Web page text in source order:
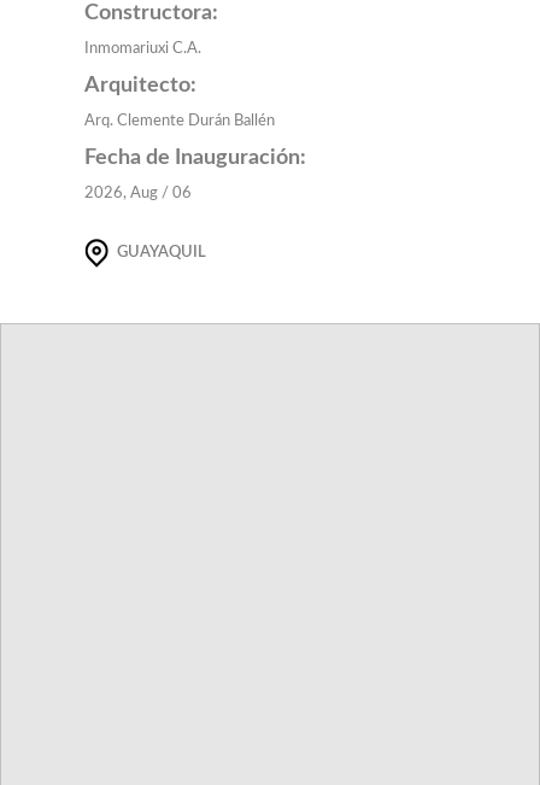
Constructora:
Inmomariuxi C.A.
Arquitecto:
Arq. Clemente Durán Ballén
Fecha de Inauguración:
2026, Aug / 06
GUAYAQUIL